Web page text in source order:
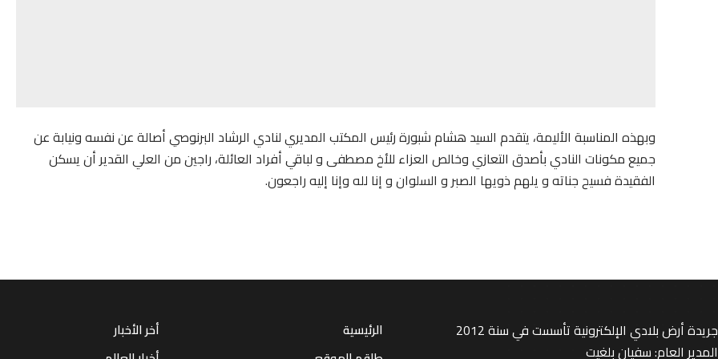
وبهذه المناسبة الأليمة، يتقدم السيد هشام شبورة رئيس المكتب المديري لنادي الرشاد البرنوصي أصالة عن نفسه ونيابة عن
جميع مكونات النادي بأصدق التعازي وخالص العزاء للأخ مصطفى و لباقي أفراد العائلة، راجين من العلي القدير أن يسكن
الفقيدة فسيح جناته و يلهم ذويها الصبر و السلوان و إنا لله وإنا إليه راجعون.
جريدة أرض بلادي الإلكترونية تأسست في سنة 2012
المدير العام: سفيان بلغيت
الرئيسية
أخر الأخبار